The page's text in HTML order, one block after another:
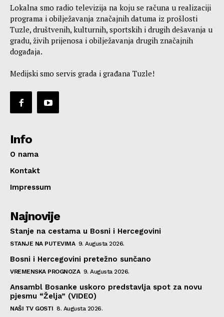
Lokalna smo radio televizija na koju se računa u realizaciji
programa i obilježavanja značajnih datuma iz prošlosti
Tuzle, društvenih, kulturnih, sportskih i drugih dešavanja u
gradu, živih prijenosa i obilježavanja drugih značajnih
događaja.
Medijski smo servis grada i građana Tuzle!
Info
O nama
Kontakt
Impressum
Najnovije
Stanje na cestama u Bosni i Hercegovini
STANJE NA PUTEVIMA 9. Augusta 2026.
Bosni i Hercegovini pretežno sunčano
VREMENSKA PROGNOZA 9. Augusta 2026.
Ansambl Bosanke uskoro predstavlja spot za novu
pjesmu “Želja” (VIDEO)
NAŠI TV GOSTI 8. Augusta 2026.